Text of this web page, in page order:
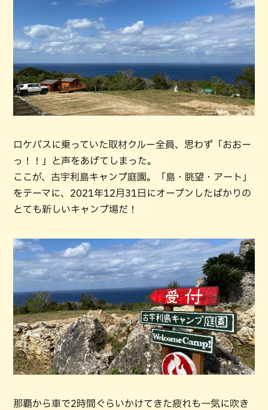
ロケバスに乗っていた取材クルー全員、思わず「おおー
っ！！」と声をあげてしまった。
ここが、古宇利島キャンプ庭園。「島・眺望・アート」
をテーマに、2021年12月31日にオープンしたばかりの
とても新しいキャンプ場だ！
那覇から車で2時間ぐらいかけてきた疲れも一気に吹き